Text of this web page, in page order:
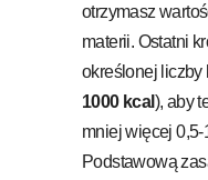
otrzymasz
materii. Ostatni
określonej liczby
1000 kcal), aby
mniej więcej
Podstawową